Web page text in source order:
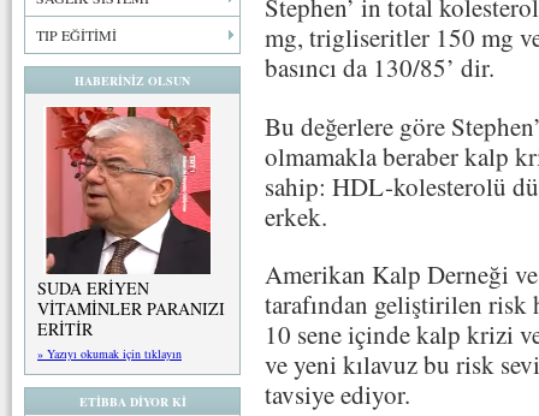
TIP EĞİTİMİ
HABERİNİZ OLSUN
SUDA ERİYEN
VİTAMİNLER PARANIZI
ERİTİR
» Yazıyı okumak için tıklayın
ETİBBA DİYOR Kİ
Stephen’ in total
mg, trigliseritler 150 mg
basıncı da 130/85’ dir.
Bu değerlere göre
olmamakla beraber kalp
sahip: HDL-kolesterolü
erkek.
Amerikan Kalp Derneği
tarafından geliştirilen risk
10 sene içinde kalp krizi
ve yeni kılavuz bu risk
tavsiye ediyor.